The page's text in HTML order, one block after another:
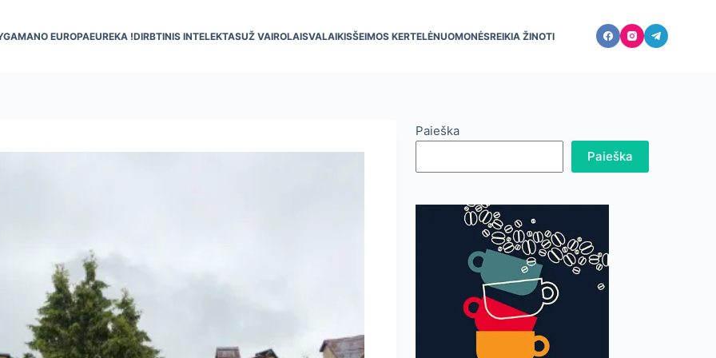
MANO EUROPAEUREKA !DIRBTINIS INTELEKTASUŽ VAIROLAISVALAIKISŠEIMOS KERTELĖNUOMONĖSREIKIA ŽINOTI
Paieška
Paieška